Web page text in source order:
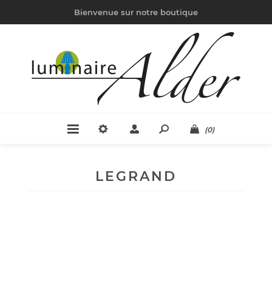
Bienvenue sur notre boutique
(0)
LEGRAND